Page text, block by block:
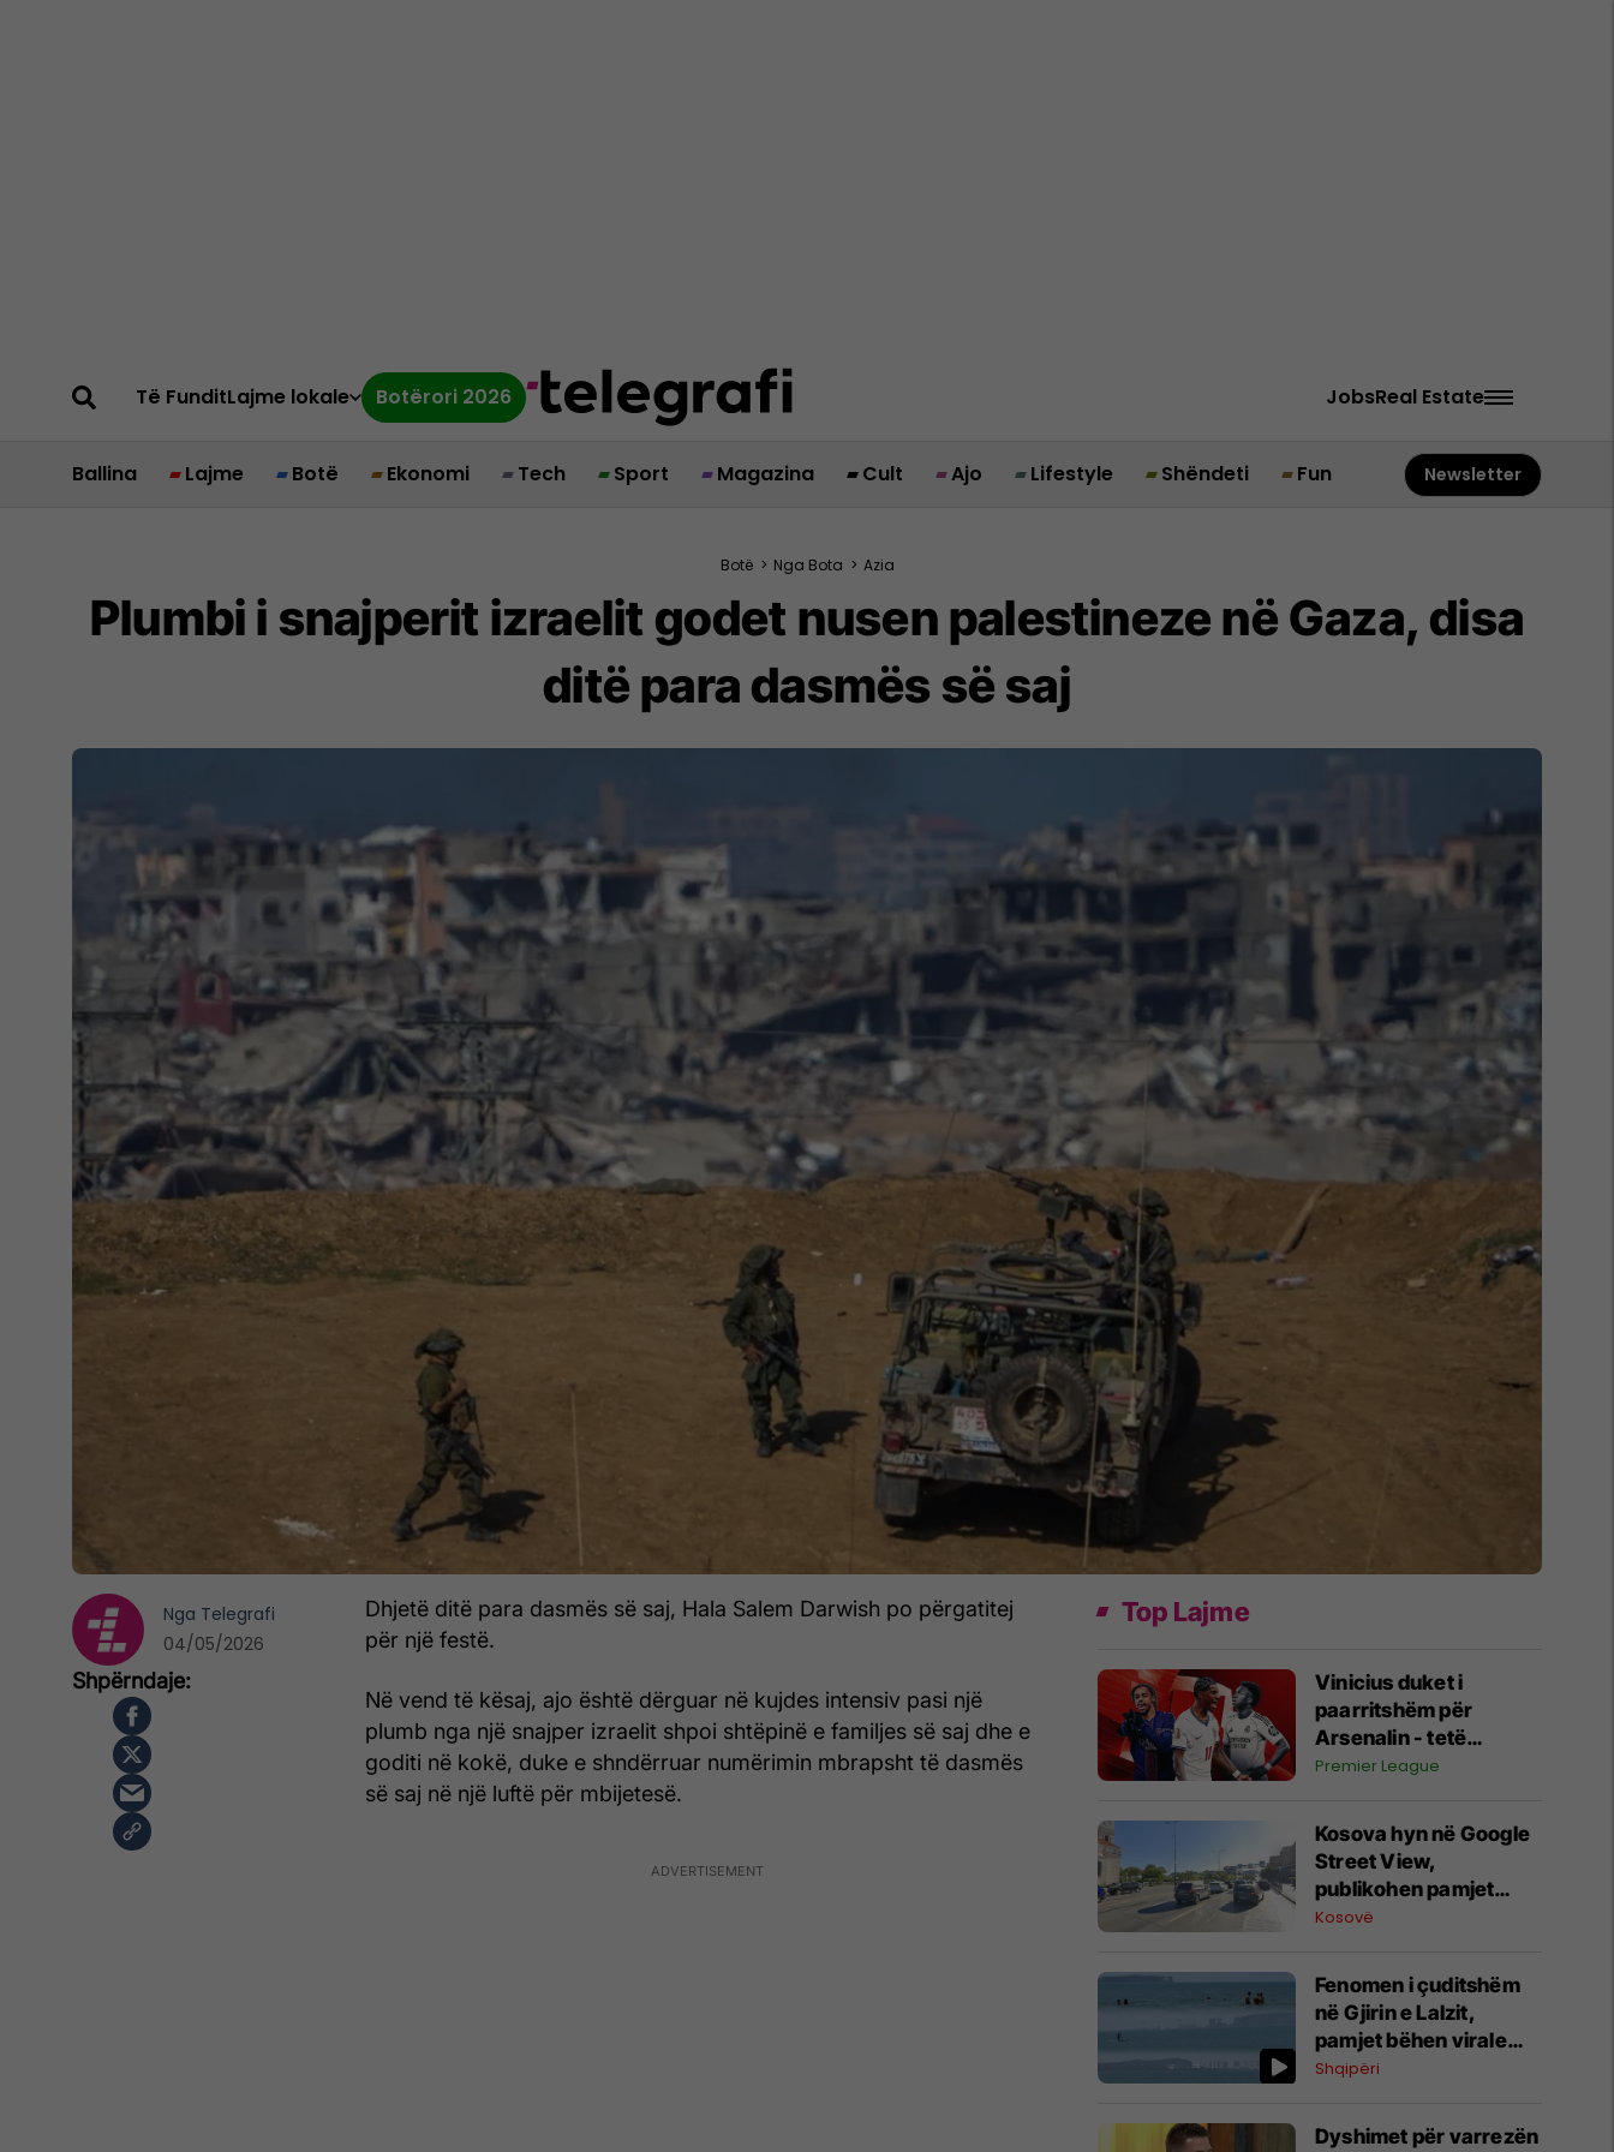
Të FunditLajme lokale Botërori 2026 JobsReal Estate
Ballina Lajme Botë Ekonomi Tech Sport Magazina Cult Ajo Lifestyle Shëndeti Fun Newsletter
Botë > Nga Bota > Azia
Plumbi i snajperit izraelit godet nusen palestineze në Gaza, disa
ditë para dasmës së saj
Dhjetë ditë para dasmës së saj, Hala Salem Darwish po përgatitej
për një festë.
Në vend të kësaj, ajo është dërguar në kujdes intensiv pasi një
plumb nga një snajper izraelit shpoi shtëpinë e familjes së saj dhe e
goditi në kokë, duke e shndërruar numërimin mbrapsht të dasmës
së saj në një luftë për mbijetesë.
Nga Telegrafi
04/05/2026
Top Lajme
Vinicius duket i
paarritshëm për
Arsenalin - tetë
alternativa si
për krahun e majtë te
Topçinjtë
Premier League
Kosova hyn në Google
Street View,
publikohen pamjet
360-gradëshe
Kosovë
Fenomen i çuditshëm
në Gjirin e Lalzit,
pamjet bëhen virale
(Video)
Shqipëri
Dyshimet për varrezën